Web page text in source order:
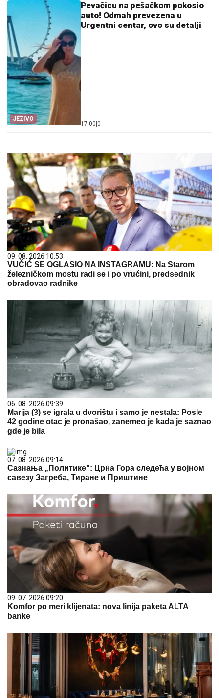
JEZIVO
Pevačicu na pešačkom pokosio
auto! Odmah prevezena u
Urgentni centar, ovo su detalji
17:00 0
09. 08. 2026 10:53
VUČIĆ SE OGLASIO NA INSTAGRAMU: Na Starom
železničkom mostu radi se i po vrućini, predsednik
obradovao radnike
06. 08. 2026 09:39
Marija (3) se igrala u dvorištu i samo je nestala: Posle
42 godine otac je pronašao, zanemeo je kada je saznao
gde je bila
07. 08. 2026 09:14
Сазнања „Политике”: Црна Гора следећа у војном
савезу Загреба, Тиране и Приштине
09. 07. 2026 09:20
Komfor po meri klijenata: nova linija paketa ALTA
banke